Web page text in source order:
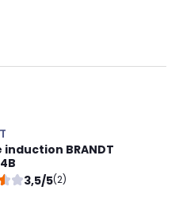
induction BRANDT
3,5/5(2)